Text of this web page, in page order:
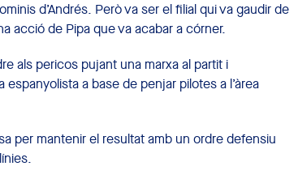
d’Andrés. Però va ser el filial qui va gaudir de
acció de Pipa que va acabar a córner.
als pericos pujant una marxa al partit i
a base de penjar pilotes a l’àrea
per mantenir el resultat amb un ordre defensiu